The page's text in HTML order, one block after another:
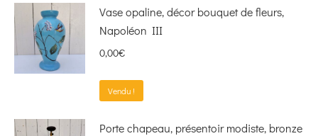
Vase opaline, décor bouquet de fleurs,
Napoléon III
0,00€
Vendu !
Porte chapeau, présentoir modiste, bronze